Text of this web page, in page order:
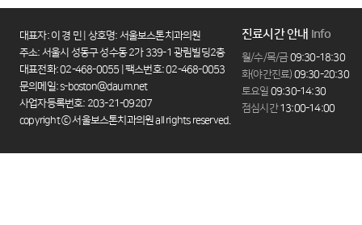
대표자: 이 경 민 | 상호명: 서울보스톤치과의원
주소: 서울시 성동구 성수동 2가 339-1 광림빌딩2층
대표전화: 02-468-0055 | 팩스번호: 02-468-0053
문의메일: s-boston@daum.net
사업자등록번호: 203-21-09207
copyright ⓒ 서울보스톤치과의원 all rights reserved.
진료시간 안내 Info
월/수/목/금09:30-18:30
화(야간진료) 09:30-20:30
토요일 09:30-14:30
점심시간13:00-14:00